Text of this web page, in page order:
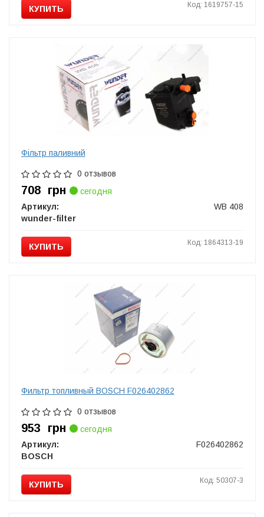
КУПИТЬ Код: 1619757-15
Фільтр паливний
0 отзывов
708 грн
сегодня
Артикул:
WB 408
wunder-filter
КУПИТЬ Код: 1864313-19
Фильтр топливный BOSCH F026402862
0 отзывов
953 грн
сегодня
Артикул:
F026402862
BOSCH
КУПИТЬ Код: 50307-3